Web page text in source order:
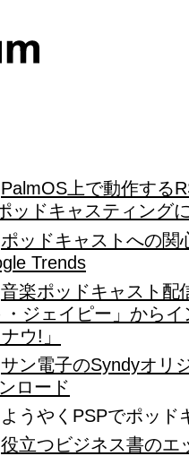
PalmOS上で動作する
ッドキャスティング
ポッドキャストへの関
Trends
音楽ポッドキャスト配
ジェイピー」から
ウ!」
サン電子のSyndyオリ
ロード
うやくPSPでポッド
役立つビジネス書のエ